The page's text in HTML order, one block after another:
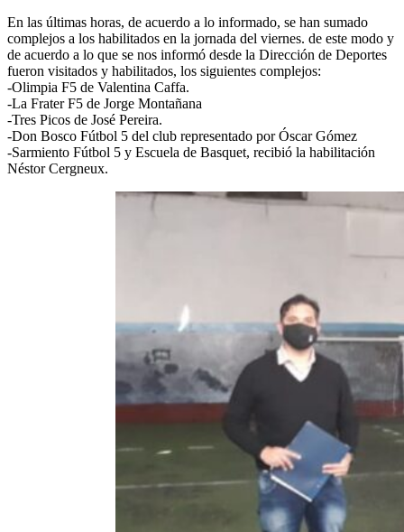
En las últimas horas, de acuerdo a lo informado, se han sumado
complejos a los habilitados en la jornada del viernes. de este modo y
de acuerdo a lo que se nos informó desde la Dirección de Deportes
fueron visitados y habilitados, los siguientes complejos:
-Olimpia F5 de Valentina Caffa.
-La Frater F5 de Jorge Montañana
-Tres Picos de José Pereira.
-Don Bosco Fútbol 5 del club representado por Óscar Gómez
-Sarmiento Fútbol 5 y Escuela de Basquet, recibió la habilitación
Néstor Cergneux.